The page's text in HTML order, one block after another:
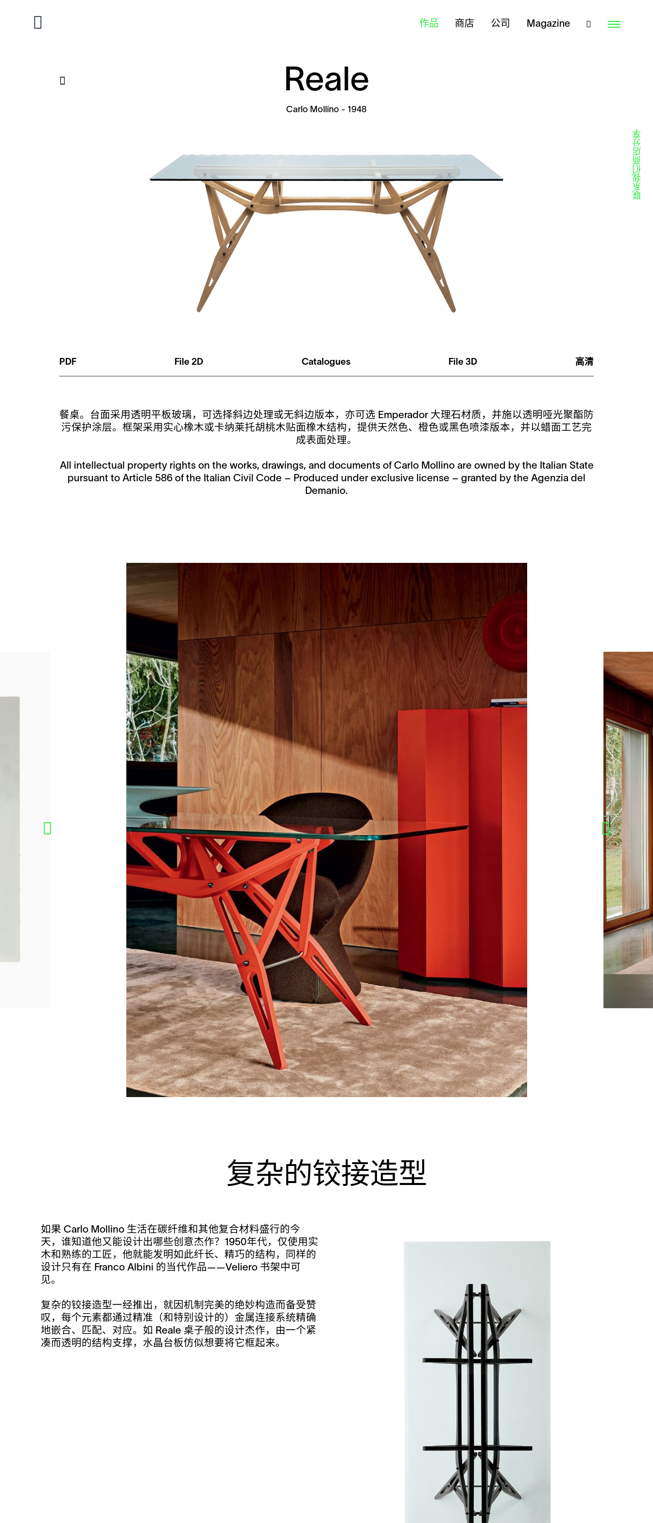
作品 商店 公司 Magazine
Reale
Carlo Mollino - 1948
PDF File 2D Catalogues File 3D 高清
分享
商店
联系我们
餐桌。台面采用透明平板玻璃，可选择斜边处理或无斜边版本，亦可选 Emperador 大理石材质，并施以透明哑光聚酯防
污保护涂层。框架采用实心橡木或卡纳莱托胡桃木贴面橡木结构，提供天然色、橙色或黑色喷漆版本，并以蜡面工艺完
成表面处理。
All intellectual property rights on the works, drawings, and documents of Carlo Mollino are owned by the Italian State
pursuant to Article 586 of the Italian Civil Code – Produced under exclusive license – granted by the Agenzia del
Demanio.
复杂的铰接造型
如果 Carlo Mollino 生活在碳纤维和其他复合材料盛行的今
天，谁知道他又能设计出哪些创意杰作？1950年代，仅使用实
木和熟练的工匠，他就能发明如此纤长、精巧的结构，同样的
设计只有在 Franco Albini 的当代作品——Veliero 书架中可
见。
复杂的铰接造型一经推出，就因机制完美的绝妙构造而备受赞
叹，每个元素都通过精准（和特别设计的）金属连接系统精确
地嵌合、匹配、对应。如 Reale 桌子般的设计杰作，由一个紧
凑而透明的结构支撑，水晶台板仿似想要将它框起来。